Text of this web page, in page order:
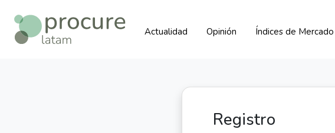
Actualidad Opinión Índices de Mercado
Registro